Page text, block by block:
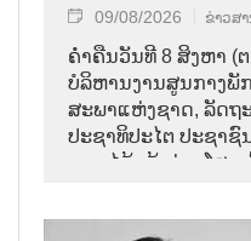
09/08/2026 ຂ່າວສາ
ຄ່ຳຄືນວັນທີ 8 ສິງຫາ (
ບໍລິຫານງານສູນກາງພັ
ສະພາແຫ່ງຊາດ, ລັດຖ
ປະຊາທິປະໄຕ ປະຊາຊົ
ຊາດ ໄດ້ແຈ້ງຂ່າວໂສກ
ໄດ້ເຖິງແກ່ມໍລະນະກຳ